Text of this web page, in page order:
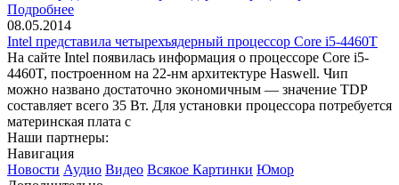
Подробнее
08.05.2014
Intel представила четырехъядерный процессор Core i5-4460T
На сайте Intel появилась информация о процессоре Core i5-
4460T, построенном на 22-нм архитектуре Haswell. Чип
можно названо достаточно экономичным — значение TDP
составляет всего 35 Вт. Для установки процессора потребуется
материнская плата с
Наши партнеры:
Навигация
Новости Аудио Видео Всякое Картинки Юмор